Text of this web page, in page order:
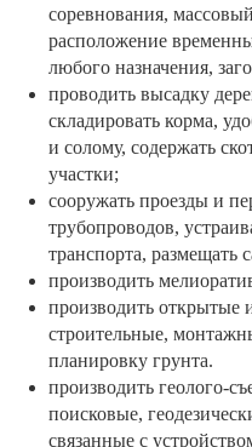
соревнования,
расположение
любого назначения,
проводить высадку
складировать корма,
и солому, содержать
участки;
сооружать проезды и
трубопроводов,
транспорта, размещать
производить
производить открытые
строительные,
планировку грунта.
производить геолого-
поисковые,
связанные с